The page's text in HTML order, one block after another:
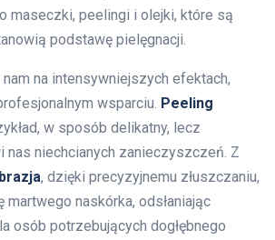
maseczki, peelingi i olejki, które są
podstawę pielęgnacji.
na intensywniejszych efektach,
wsparciu. Peeling
w sposób delikatny, lecz
nas niechcianych zanieczyszczeń. Z
, dzięki precyzyjnemu złuszczaniu,
naskórka, odsłaniając
osób potrzebujących dogłębnego